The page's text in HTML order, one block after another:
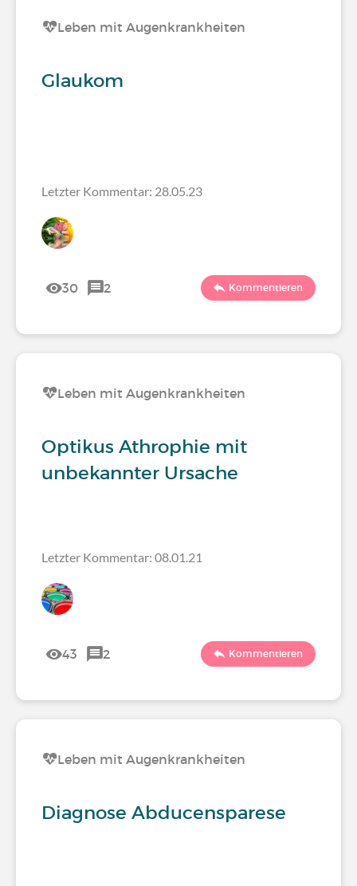
Leben mit Augenkrankheiten
Glaukom
Letzter Kommentar: 28.05.23
30 2 Kommentieren
Leben mit Augenkrankheiten
Optikus Athrophie mit
unbekannter Ursache
Letzter Kommentar: 08.01.21
43 2 Kommentieren
Leben mit Augenkrankheiten
Diagnose Abducensparese